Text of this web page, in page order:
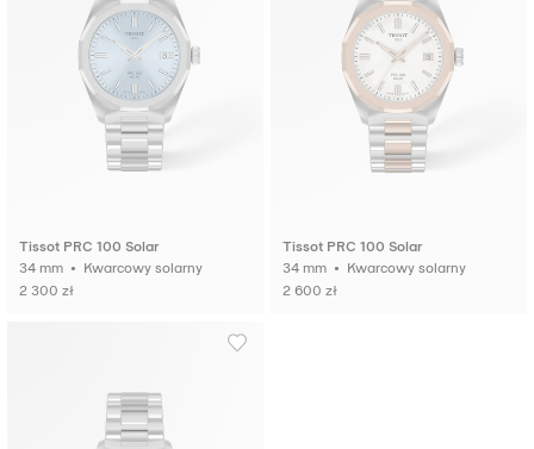
Tissot PRC 100 Solar
34 mm • Kwarcowy solarny
2 300 zł
Tissot PRC 100 Solar
34 mm • Kwarcowy solarny
2 600 zł